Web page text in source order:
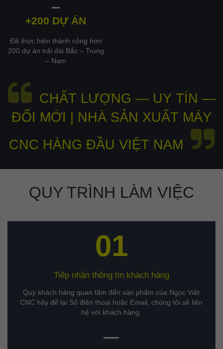
+200 DỰ ÁN
Đã thực hiện thành công hơn
200 dự án trải dài Bắc – Trung
– Nam
CHẤT LƯỢNG — UY TÍN —
ĐỔI MỚI | NHÀ SẢN XUẤT MÁY
CNC HÀNG ĐẦU VIỆT NAM
QUY TRÌNH LÀM VIỆC
01
Tiếp nhận thông tin khách hàng
Quý khách hàng quan tâm đến sản phẩm của Ngọc Việt
CNC hãy để lại Số điện thoại hoặc Email, chúng tôi sẽ liên
hệ với khách hàng.